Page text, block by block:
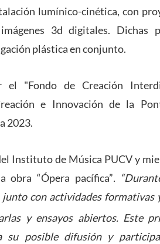
lumínico-cinética, con
3d digitales. Dichas
plástica en conjunto.
el "Fondo de Creación
e Innovación de la
2023.
Instituto de Música PUCV y
obra “Ópera pacífica”.
con actividades formativas
y ensayos abiertos. Este
su posible difusión y